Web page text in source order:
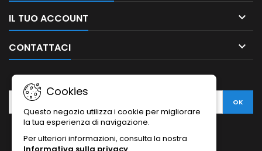
IL TUO ACCOUNT 
CONTATTACI 
Cookies
Questo negozio utilizza i cookie per migliorare
la tua esperienza di navigazione.
Per ulteriori informazioni, consulta la nostra
NEWSLETTER